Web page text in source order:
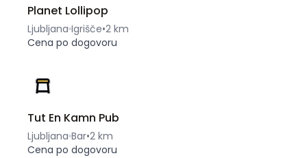
Planet Lollipop
Ljubljana Igrišče•2 km
Cena po dogovoru
Tut En Kamn Pub
Ljubljana Bar•2 km
Cena po dogovoru